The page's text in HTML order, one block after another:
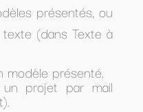
présentés, ou
(dans Texte à
modèle présenté.
projet par mail